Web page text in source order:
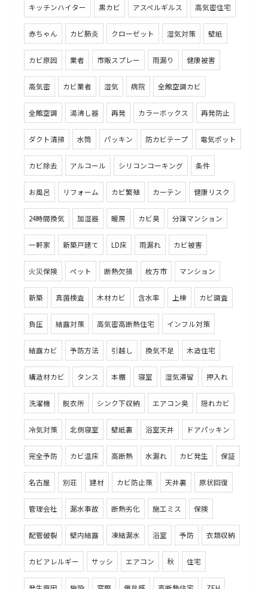
キッチンハイター 黒カビ アスペルギルス 高気密住宅
赤ちゃん カビ肺炎 クローゼット 湿気対策 壁紙
カビ原因 業者 市販スプレー 雨漏り 健康被害
高気密 カビ業者 湿気 病院 全館空調カビ
全館空調 湯沸し器 再発 カラーボックス 再発防止
ダクト清掃 水筒 パッキン 防カビテープ 電気ポット
カビ除去 アルコール シリコンコーキング 条件
お風呂 リフォーム カビ繁殖 カーテン 健康リスク
24時間換気 加湿器 暖房 カビ臭 分譲マンション
一軒家 新築戸建て LD床 雨漏れ カビ被害
火災保険 ペット 断熱欠損 枚方市 マンション
新築 真菌検査 木材カビ 含水率 上棟 カビ調査
負圧 結露対策 高気密高断熱住宅 インフル対策
結露カビ 予防方法 引越し 換気不足 木造住宅
構造材カビ タンス 本棚 寝室 湿気滞留 押入れ
洗濯機 脱衣所 シンク下収納 エアコン臭 隠れカビ
冷気対策 北側寝室 壁紙裏 浴室天井 ドアパッキン
完全予防 カビ温床 高断熱 水漏れ カビ発生 保証
名古屋 別荘 建材 カビ防止策 天井裏 原状回復
管理会社 漏水事故 断熱劣化 施工ミス 保険
配管破裂 壁内結露 凍結漏水 浴室 予防 衣類収納
カビアレルギー サッシ エアコン 秋 住宅